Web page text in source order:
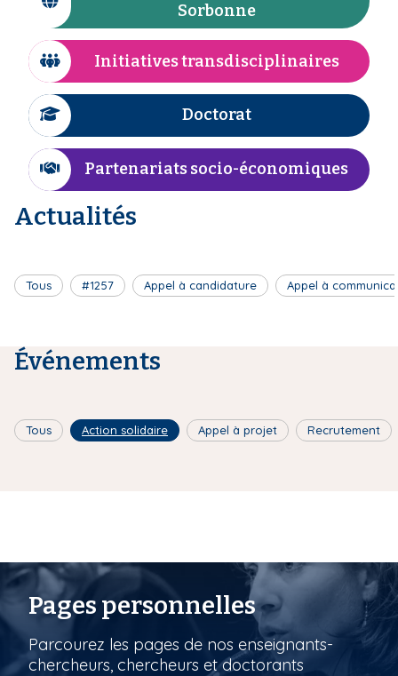
n
e
I
c
ô
n
e
Sorbonne
I
c
ô
n
e
Initiatives transdisciplinaires
I
c
ô
n
e
Doctorat
I
ô
Partenariats socio-économiques
Actualités
Tous #1257 Appel à candidature Appel à
Événements
Tous Action solidaire Appel à projet Recrutement
Pages personnelles
Parcourez les pages de nos enseignants-
chercheurs, chercheurs et doctorants